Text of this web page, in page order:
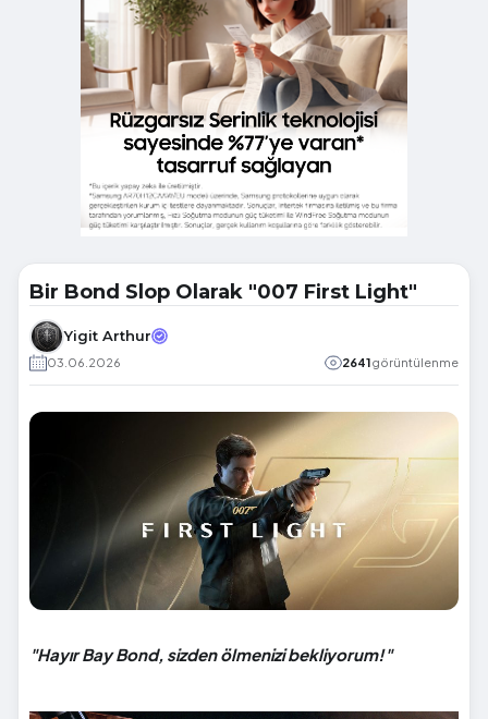
Bir Bond Slop Olarak "007 First Light"
Yigit Arthur
03.06.2026 2641görüntülenme
"Hayır Bay Bond, sizden ölmenizi bekliyorum!"